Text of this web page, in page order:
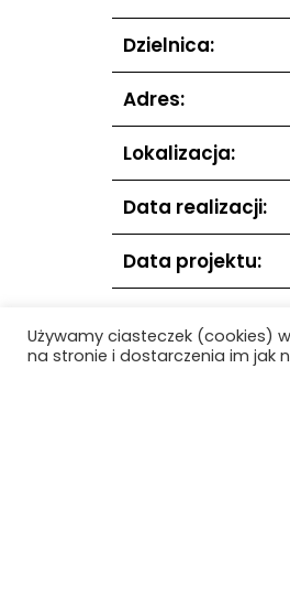
Dzielnica:
Adres:
Lokalizacja:
Data realizacji:
Data projektu:
Używamy ciasteczek (cookies)
na stronie i dostarczenia im jak